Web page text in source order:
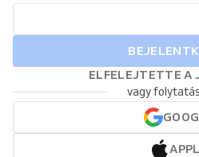
ELFELEJTETTE A
vagy